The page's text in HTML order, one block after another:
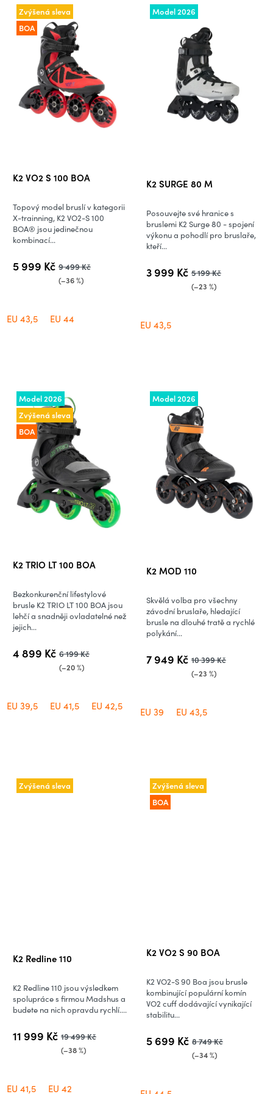
Zvýšená sleva
BOA
K2 VO2 S 100 BOA
Průměrné
produktu
je
5,0
5
5 999 Kč 9 499 Kč
(–36 %)
Topový model bruslí v kategorii
X-trainning, K2 VO2-S 100
BOA® jsou jedinečnou
kombinací...
EU 43,5 EU 44
Model 2026
K2 SURGE 80 M
3 999 Kč 5 199 Kč
(–23 %)
Posouvejte své hranice s
bruslemi K2 Surge 80 - spojení
výkonu a pohodlí pro bruslaře,
kteří...
EU 43,5
Model 2026
Zvýšená sleva
BOA
K2 TRIO LT 100 BOA
Průměrné
produktu
je
5,0
z
5
4 899 Kč 6 199 Kč
(–20 %)
Bezkonkurenční lifestylové
brusle K2 TRIO LT 100 BOA jsou
lehčí a snadněji ovladatelné než
jejich...
EU 39,5 EU 41,5 EU 42,5 EU 43,5 EU 44
Model 2026
K2 MOD 110
7 949 Kč 10 399 Kč
(–23 %)
Skvělá volba pro všechny
závodní bruslaře, hledající
brusle na dlouhé tratě a rychlé
polykání...
EU 39 EU 43,5
Zvýšená sleva
K2 Redline 110
11 999 Kč 19 499 Kč
(–38 %)
K2 Redline 110 jsou výsledkem
spolupráce s firmou Madshus a
budete na nich opravdu rychlí....
EU 41,5 EU 42
Zvýšená sleva
BOA
K2 VO2 S 90 BOA
produktu
je
5,0
5
5 699 Kč 8 749 Kč
(–34 %)
K2 VO2-S 90 Boa jsou brusle
kombinující populární komín
VO2 cuff dodávající vynikající
stabilitu...